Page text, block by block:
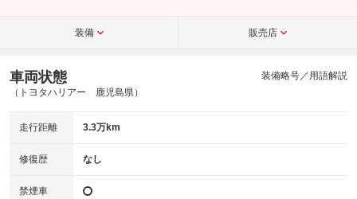
装備 販売店
車両状態
（トヨタハリアー 鹿児島県）
装備略号／用語解説
走行距離 3.3万km
修復歴 なし
禁煙車